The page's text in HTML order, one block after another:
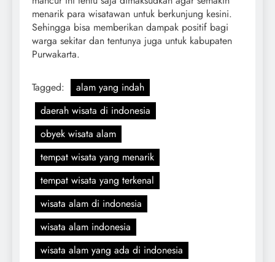
menarik para wisatawan untuk berkunjung kesini.
Sehingga bisa memberikan dampak positif bagi
warga sekitar dan tentunya juga untuk kabupaten
Purwakarta.
Tagged:
alam yang indah
daerah wisata di indonesia
obyek wisata alam
tempat wisata yang menarik
tempat wisata yang terkenal
wisata alam di indonesia
wisata alam indonesia
wisata alam yang ada di indonesia